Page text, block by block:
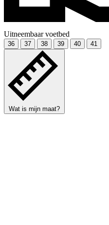
Uitneembaar voetbed
36 37 38 39 40 41
Wat is mijn maat?